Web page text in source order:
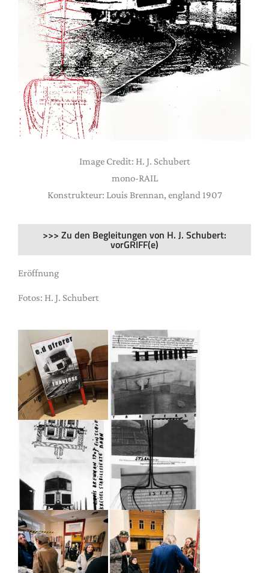
Image Credit: H. J. Schubert
mono-RAIL
Konstrukteur: Louis Brennan, england 1907
>>> Zu den Begleitungen von H. J. Schubert:
vorGRIFF(e)
Eröffnung
Fotos: H. J. Schubert